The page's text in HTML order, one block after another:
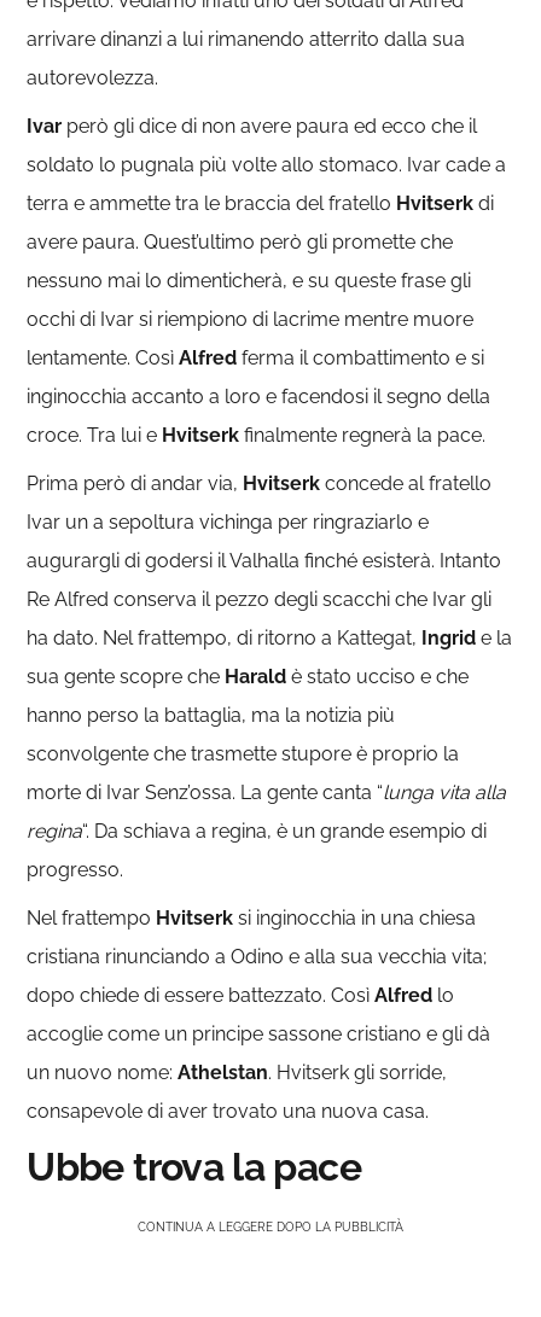
arrivare dinanzi a lui rimanendo atterrito dalla sua
autorevolezza.
Ivar però gli dice di non avere paura ed ecco che il
soldato lo pugnala più volte allo stomaco. Ivar cade a
terra e ammette tra le braccia del fratello Hvitserkdi
avere paura. Quest’ultimo però gli promette che
nessuno mai lo dimenticherà, e su queste frase gli
occhi di Ivar si riempiono di lacrime mentre muore
lentamente. CosìAlfred ferma il combattimento e si
inginocchia accanto a loro e facendosi il segno della
croce. Tra lui e Hvitserk finalmente regnerà la pace.
Prima però di andar via, Hvitserk concede al fratello
Ivar un a sepoltura vichinga per ringraziarlo e
augurargli di godersi il Valhalla finché esisterà. Intanto
Re Alfred conserva il pezzo degli scacchi che Ivar gli
ha dato. Nel frattempo, di ritorno a Kattegat, Ingrid e la
sua gente scopre che Harald è stato ucciso e che
hanno perso la battaglia, ma la notizia più
sconvolgente che trasmette stupore è proprio la
morte di Ivar Senz’ossa. La gente canta “lunga vita alla
regina“. Da schiava a regina, è un grande esempio di
progresso.
Nel frattempo Hvitserksi inginocchia in una chiesa
cristiana rinunciando a Odino e alla sua vecchia vita;
dopo chiede di essere battezzato. CosìAlfred lo
accoglie come un principe sassone cristiano e gli dà
un nuovo nome:Athelstan. Hvitserk gli sorride,
consapevole di aver trovato una nuova casa.
Ubbe trova la pace
CONTINUA A LEGGERE DOPO LA PUBBLICITÀ